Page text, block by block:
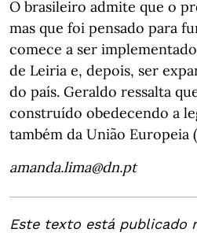
O brasileiro admite que o
mas que foi pensado para
comece a ser
de Leiria e, depois, ser
do país. Geraldo ressalta
construído obedecendo a
também da União Europeia
amanda.lima@dn.pt
Este texto está publicado